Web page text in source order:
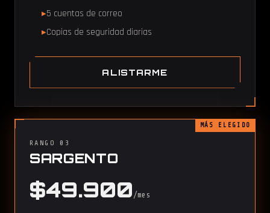
5 cuentas de correo
Copias de seguridad diarias
ALISTARME
MÁS ELEGIDO
RANGO 03
SARGENTO
$49.900 /mes